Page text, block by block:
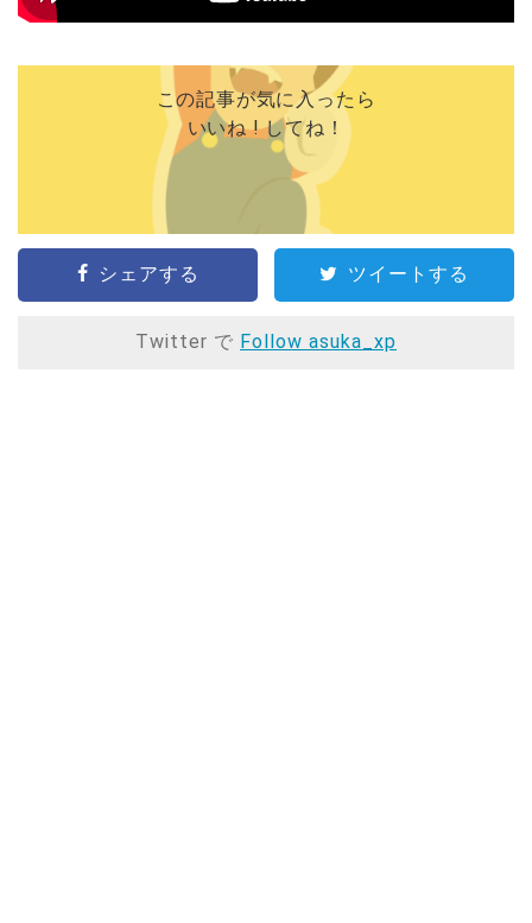
この記事が気に入ったら
いいね ! してね！
シェアする ツイートする
Twitter で Follow asuka_xp